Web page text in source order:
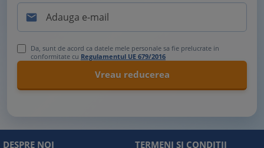

Da, sunt de acord ca datele mele personale sa fie prelucrate in
conformitate cu Regulamentul UE 679/2016
DESPRE NOI TERMENI SI CONDITII